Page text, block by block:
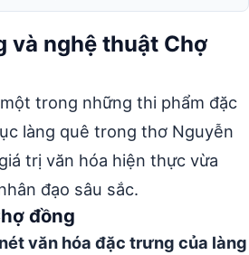
và nghệ thuật Chợ
trong những thi phẩm đặc
làng quê trong thơ Nguyễn
trị văn hóa hiện thực vừa
đạo sâu sắc.
đồng
văn hóa đặc trưng của làng